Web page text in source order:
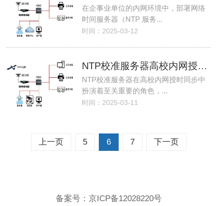
在企事业单位的内网环境中，部署网络
时间服务器（NTP 服务...
时间：2025-03-12
NTP校准服务器高校内网授时同步的重要性
NTP校准服务器在高校内网授时同步中
扮演着至关重要的角色，...
时间：2025-03-11
上一页 5 6 7 下一页
备案号： 京ICP备12028220号